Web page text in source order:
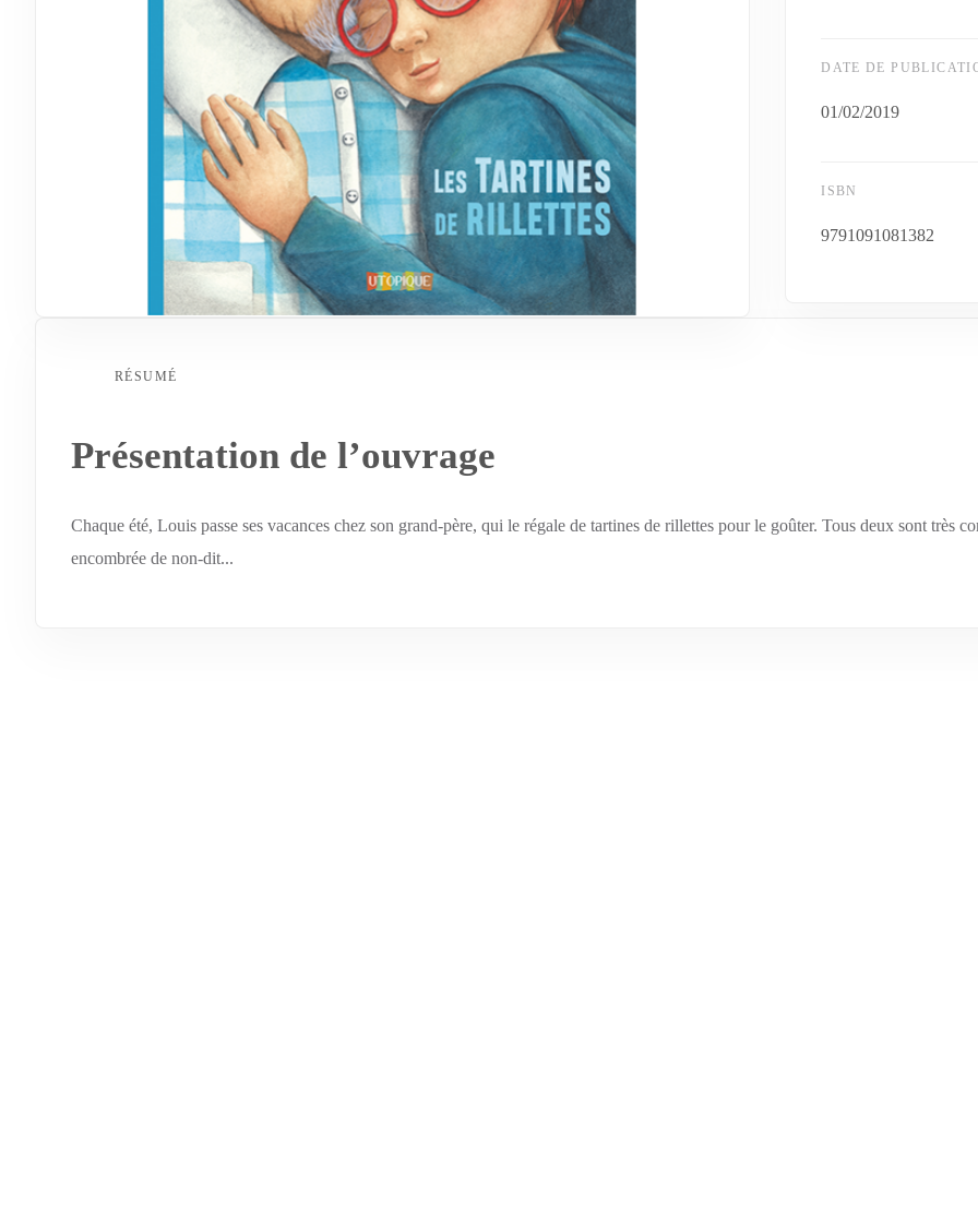
DATE DE
01/02/2019
ISBN
9791091081382
RÉSUMÉ
Présentation de l’ouvrage
Chaque été, Louis passe ses vacances chez son grand-père, qui le régale de tartines de rillettes pour le goûter. Tous deux sont très
encombrée de non-dit...